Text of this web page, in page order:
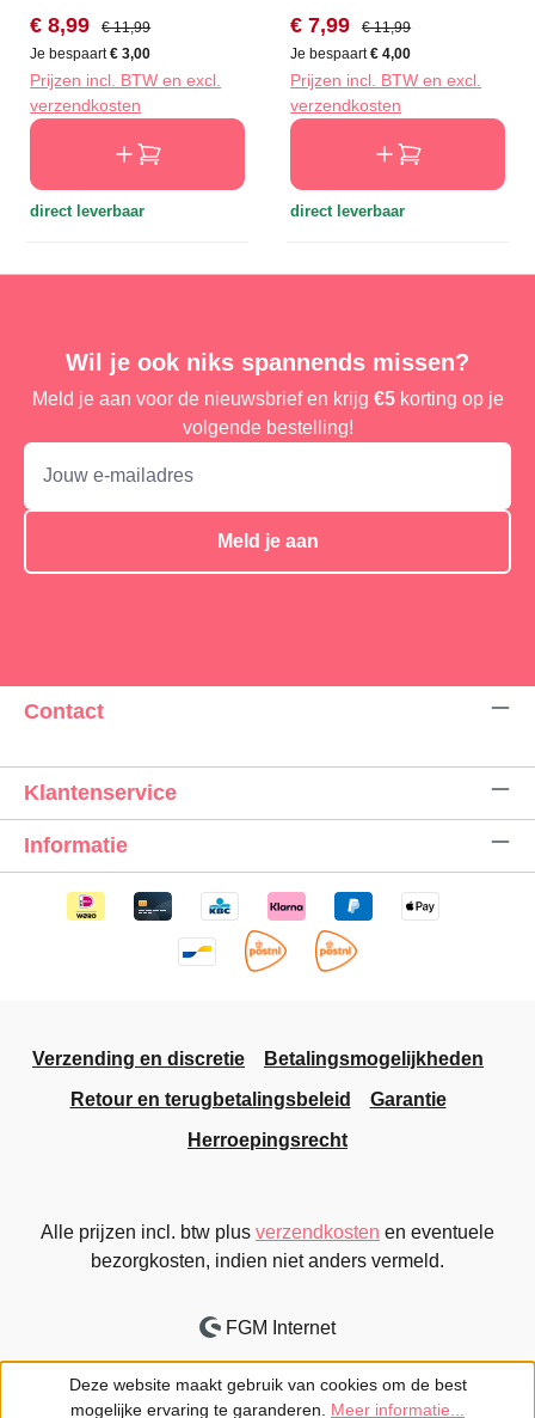
Verkoopprijs:
€ 8,99 Normale prijs:
€ 11,99
Je bespaart€ 3,00
Prijzen incl. BTW en excl.
verzendkosten
direct leverbaar
Verkoopprijs:
€ 7,99 Normale prijs:
€ 11,99
Je bespaart€ 4,00
Prijzen incl. BTW en excl.
verzendkosten
direct leverbaar
Wil je ook niks spannends missen?
Meld je aan voor de nieuwsbrief en krijg €5korting op je
volgende bestelling!
Meld je aan
Contact
Klantenservice
Informatie
Verzending en discretie
Betalingsmogelijkheden
Retour en terugbetalingsbeleid
Garantie
Herroepingsrecht
Alle prijzen incl. btw plus verzendkosten en eventuele
bezorgkosten, indien niet anders vermeld.
FGM Internet
Deze website maakt gebruik van cookies om de best
mogelijke ervaring te garanderen. Meer informatie...